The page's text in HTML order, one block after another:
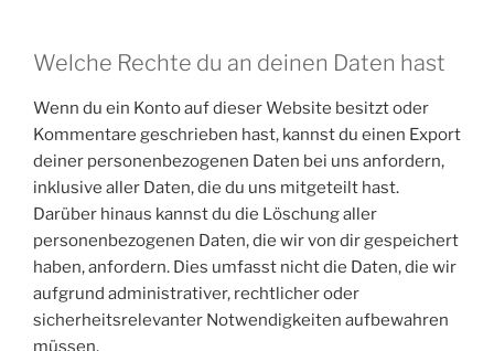
Welche Rechte du an deinen Daten hast
Wenn du ein Konto auf dieser Website besitzt oder
Kommentare geschrieben hast, kannst du einen Export
deiner personenbezogenen Daten bei uns anfordern,
inklusive aller Daten, die du uns mitgeteilt hast.
Darüber hinaus kannst du die Löschung aller
personenbezogenen Daten, die wir von dir gespeichert
haben, anfordern. Dies umfasst nicht die Daten, die wir
aufgrund administrativer, rechtlicher oder
sicherheitsrelevanter Notwendigkeiten aufbewahren
müssen.